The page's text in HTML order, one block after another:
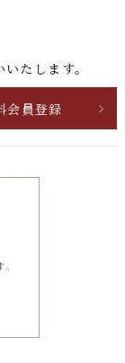
たします。
会員登録